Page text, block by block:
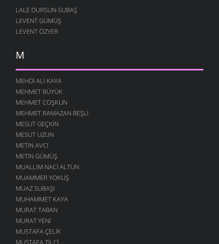
LALE DURSUN-SUBAŞ
LEVENT GÜMÜŞ
LEVENT ÖZYER
M
MEHDI ALI KAYA
MEHMET BÜYÜK
MEHMET COŞKUN
MEHMET RAMAZAN BEŞLI
MESUT GEÇKIN
MESUT UZUN
METIN AVCI
METIN GÜMÜŞ
MUALLIM NACI ALTUN
MUAMMER YOKUŞ
MUAZ SUBAŞI
MUHAMMET KAYA
MURAT TABAN
MURAT YENI
MUSTAFA ÇELIK
MUSTAFA TILCI